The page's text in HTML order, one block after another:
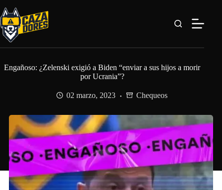
al
contenido
Engañoso: ¿Zelenski exigió a Biden “enviar a sus hijos a morir
por Ucrania”?
02 marzo, 2023 Chequeos